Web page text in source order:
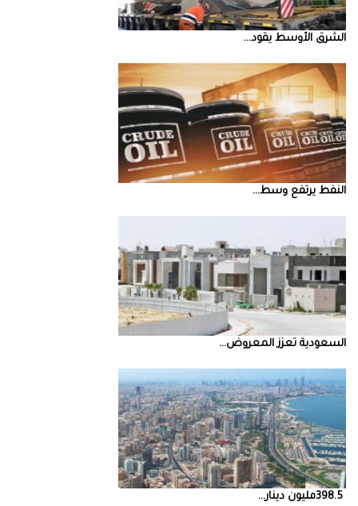
الشرق‭ ‬الأوسط‭ ‬يقود‭ ...
النفط‭ ‬يرتفع‭ ‬وسط‭ ...
السعودية‭ ‬تعزز‭ ‬المعروض‭ ...
398.5‭ ‬مليون‭ ‬دينار‭ ...